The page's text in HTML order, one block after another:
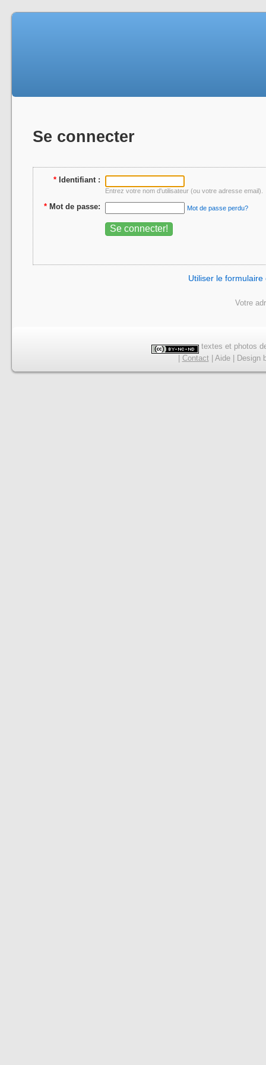
Se connecter
* Identifiant :
Entrez votre nom d'utilisateur (ou votre adresse email).
* Mot de passe: Mot de passe perdu?
Utiliser le
Votre
textes et photos
| Contact| Aide| Design